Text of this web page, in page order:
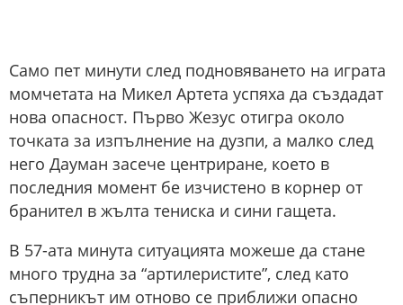
Само пет минути след подновяването на играта
момчетата на Микел Артета успяха да създадат
нова опасност. Първо Жезус отигра около
точката за изпълнение на дузпи, а малко след
него Дауман засече центриране, което в
последния момент бе изчистено в корнер от
бранител в жълта тениска и сини гащета.
В 57-ата минута ситуацията можеше да стане
много трудна за “артилеристите”, след като
съперникът им отново се приближи опасно